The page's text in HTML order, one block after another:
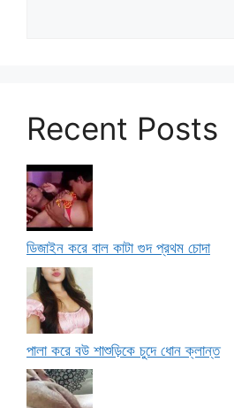
Recent Posts
ডিজাইন করে বাল কাটা গুদ প্রথম চোদা
পালা করে বউ শাশুড়িকে চুদে ধোন ক্লান্ত